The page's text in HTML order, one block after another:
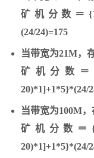
矿机分数＝{1*
(24/24)=175
当带宽为21M，
矿机分数＝
20)*1]+1*5}*(24/
当带宽为100M，
矿机分数＝
20)*1]+1*5}*(24/